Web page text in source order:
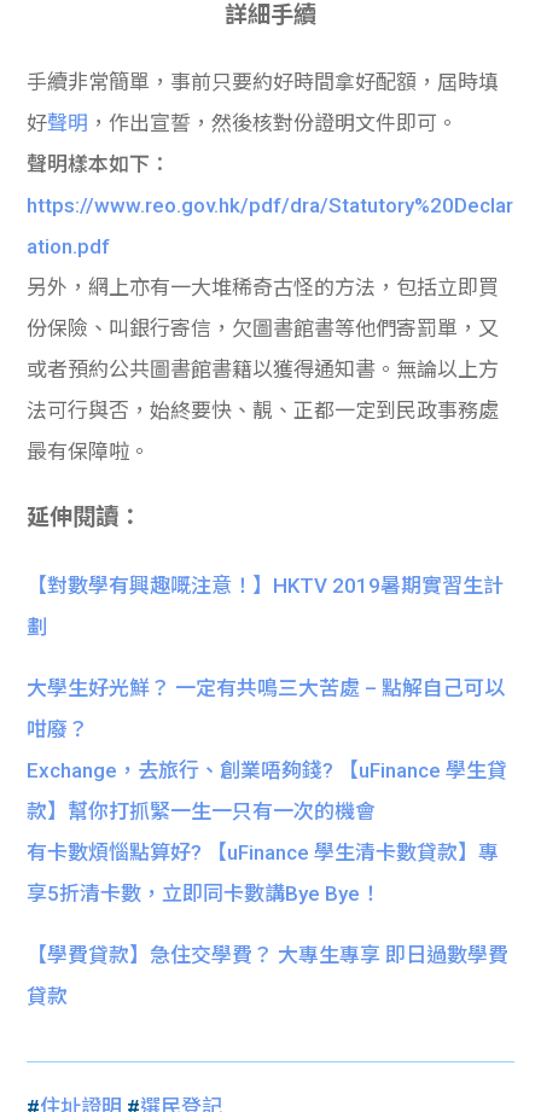
詳細手續
手續非常簡單，事前只要約好時間拿好配額，屆時填
好聲明 ，作出宣誓，然後核對份證明文件即可。
聲明樣本如下：
https://www.reo.gov.hk/pdf/dra/Statutory%20Declar
ation.pdf
另外，網上亦有一大堆稀奇古怪的方法，包括立即買
份保險、叫銀行寄信，欠圖書館書等他們寄罰單，又
或者預約公共圖書館書籍以獲得通知書。無論以上方
法可行與否，始終要快、靚、正都一定到民政事務處
最有保障啦。
延伸閱讀：
【對數學有興趣嘅注意！】HKTV 2019暑期實習生計
劃
大學生好光鮮？ 一定有共鳴三大苦處 – 點解自己可以
咁廢？
Exchange，去旅行、創業唔夠錢? 【uFinance 學生貸
款】幫你打抓緊一生一只有一次的機會
有卡數煩惱點算好? 【uFinance 學生清卡數貸款】專
享5折清卡數，立即同卡數講Bye Bye！
【學費貸款】急住交學費？ 大專生專享 即日過數學費
貸款
#住址證明 #選民登記